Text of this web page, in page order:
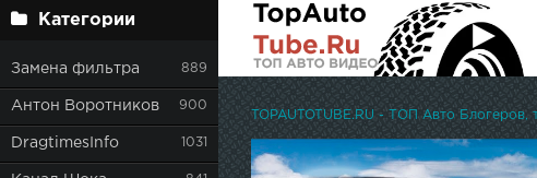
Категории
Замена фильтра 889
Антон Воротников 900
DragtimesInfo 1031
TOPAUTOTUBE.RU - ТОП Авто Блогеров,